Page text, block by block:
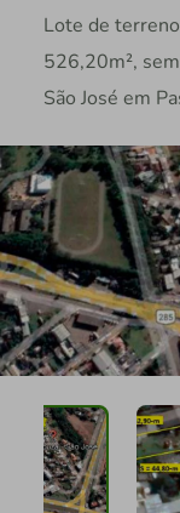
Lote de
526,20m²,
São José em